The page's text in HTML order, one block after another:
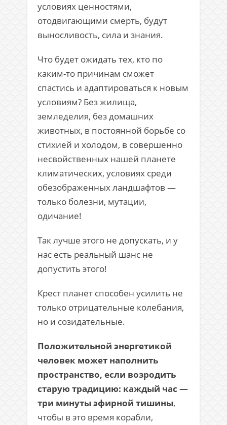
условиях ценностями,
отодвигающими смерть, будут
выносливость, сила и знания.
Что будет ожидать тех, кто по
каким-то причинам сможет
спастись и адаптироваться к новым
условиям? Без жилища,
земледелия, без домашних
животных, в постоянной борьбе со
стихией и холодом, в совершенно
несвойственных нашей планете
климатических, условиях среди
обезображенных ландшафтов —
только болезни, мутации,
одичание!
Так лучше этого не допускать, и у
нас есть реальный шанс не
допустить этого!
Крест планет способен усилить не
только отрицательные колебания,
но и созидательные.
Положительной энергетикой
человек может наполнить
пространство, если возродить
старую традицию: каждый час —
три минуты эфирной тишины,
чтобы в это время корабли,